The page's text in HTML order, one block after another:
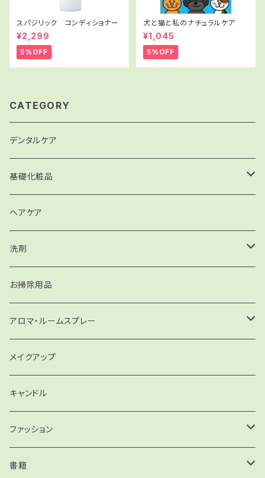
スパジリック コンディショナー
¥2,299
5%OFF
犬と猫と私のナチュラルケア
¥1,045
5%OFF
CATEGORY
デンタルケア
基礎化粧品
化粧水・乳液
ジェル
ミツロウクリーム
リップケア・ハンドケア
クレンジング
デオドラント
ヘアケア
洗剤
洗濯洗剤
住まいの洗剤
食器洗い
お掃除用品
アロマ・ルームスプレー
精油
ルームスプレー
キャンドル
メイクアップ
キャンドル
ファッション
バッグ
書籍